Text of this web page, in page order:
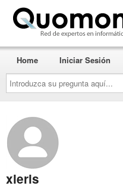
Introduzca
su
pregunta
aquí...
Home Iniciar Sesión
xleris